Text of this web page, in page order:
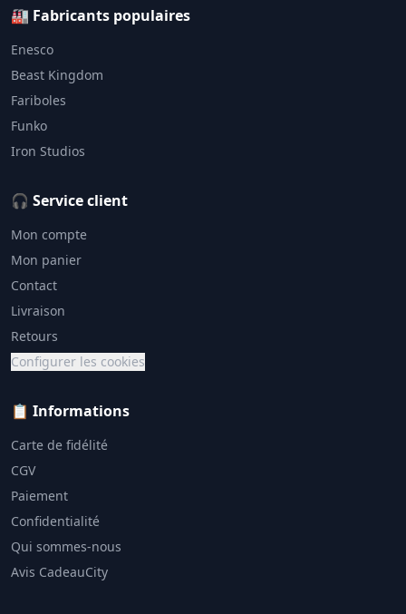
🏭 Fabricants populaires
Enesco
Beast Kingdom
Fariboles
Funko
Iron Studios
🎧 Service client
Mon compte
Mon panier
Contact
Livraison
Retours
Configurer les cookies
📋 Informations
Carte de fidélité
CGV
Paiement
Confidentialité
Qui sommes-nous
Avis CadeauCity